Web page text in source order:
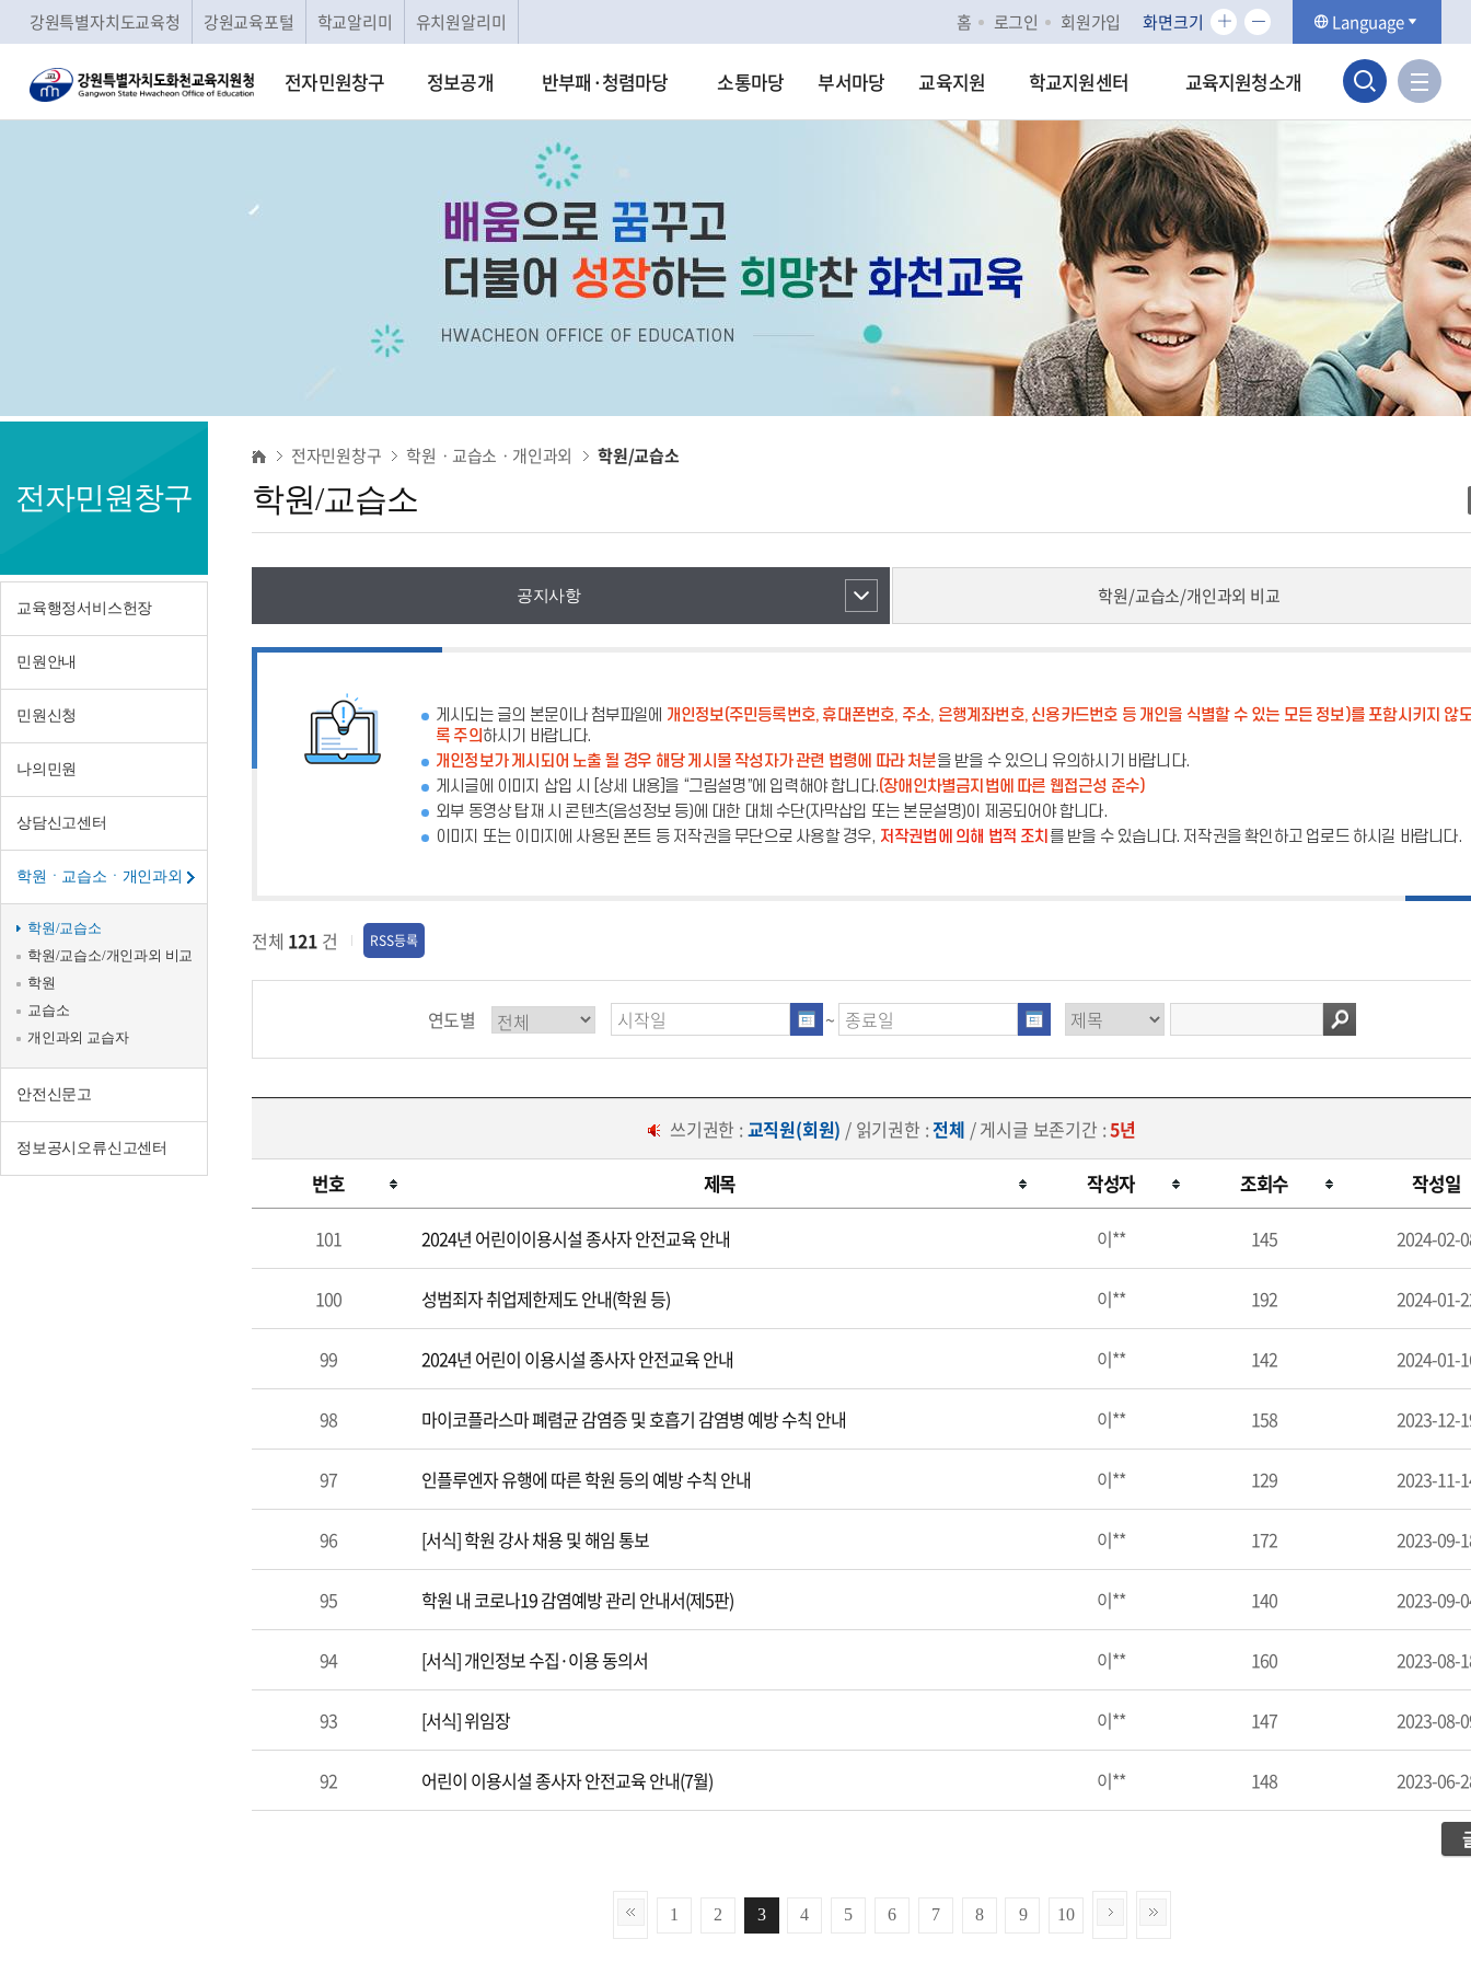
강원특별자치도교육청 강원교육포털 학교알리미 유치원알리미 홈 로그인 회원가입 화면크기
화
면
크
기
확
대
화
면
크
축
Language
전자민원창구 정보공개 반부패·청렴마당 소통마당 부서마당 교육지원 학교지원센터 교육지원청소개
검
색
역
열
기
사
이
맵
바
로
가
기
전자민원창구
교육행정서비스헌장
민원안내
민원신청
나의민원
상담신고센터
학원ㆍ교습소ㆍ개인과외
학원/교습소
학원/교습소/개인과외 비교
학원
교습소
개인과외 교습자
안전신문고
정보공시오류신고센터
학
원/
교
습
전자민원창구 학원ㆍ교습소ㆍ개인과외 학원/교습소
학원/교습소
공지사항 학원/교습소/개인과외 비교
게시되는 글의 본문이나 첨부파일에 개인정보(주민등록번호, 휴대폰번호, 주소, 은행계좌번호, 신용카드번호 등 개인을 식별할 수 있는 모든 정보)를 포함시키지 않
록 주의하시기 바랍니다.
개인정보가 게시되어 노출 될 경우 해당 게시물 작성자가 관련 법령에 따라 처분을 받을 수 있으니 유의하시기 바랍니다.
게시글에 이미지 삽입 시 [상세 내용]을 “그림설명”에 입력해야 합니다.(장애인차별금지법에 따른 웹접근성 준수)
외부 동영상 탑재 시 콘텐츠(음성정보 등)에 대한 대체 수단(자막삽입 또는 본문설명)이 제공되어야 합니다.
이미지 또는 이미지에 사용된 폰트 등 저작권을 무단으로 사용할 경우, 저작권법에 의해 법적 조치 를 받을 수 있습니다. 저작권을 확인하고 업로드 하시길 바랍니다.
전체 121 건 RSS등록
연도별 ~
쓰기권한 :교직원(회원) / 읽기권한 :전체 / 게시글 보존기간 :5년
교
소
번호 제목 작성자 조회수 작성일
101 2024년 어린이이용시설 종사자 안전교육 안내 이** 145 2024-02-
100 성범죄자 취업제한제도 안내(학원 등) 이** 192 2024-01-
99 2024년 어린이 이용시설 종사자 안전교육 안내 이** 142 2024-01-
98 마이코플라스마 폐렴균 감염증 및 호흡기 감염병 예방 수칙 안내 이** 158 2023-12-
97 인플루엔자 유행에 따른 학원 등의 예방 수칙 안내 이** 129 2023-11-
96 [서식] 학원 강사 채용 및 해임 통보 이** 172 2023-09-
95 학원 내 코로나19 감염예방 관리 안내서(제5판) 이** 140 2023-09-
94 [서식] 개인정보 수집·이용 동의서 이** 160 2023-08-
93 [서식] 위임장 이** 147 2023-08-
92 어린이 이용시설 종사자 안전교육 안내(7월) 이** 148 2023-06-
1 2 3 4 5 6 7 8 9 10